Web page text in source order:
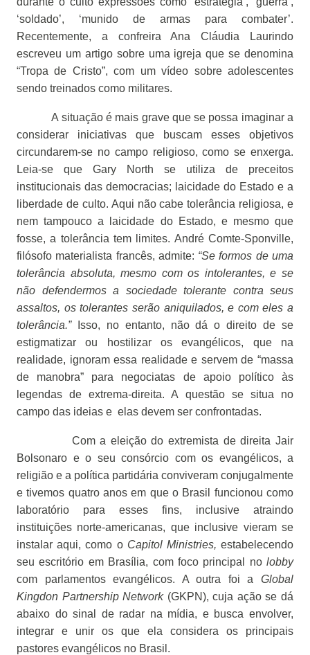
‘soldado’, ‘munido de armas para combater’.
Recentemente, a confreira Ana Cláudia Laurindo
escreveu um artigo sobre uma igreja que se denomina
“Tropa de Cristo”, com um vídeo sobre adolescentes
sendo treinados como militares.
A situação é mais grave que se possa imaginar a
considerar iniciativas que buscam esses objetivos
circundarem-se no campo religioso, como se enxerga.
Leia-se que Gary North se utiliza de preceitos
institucionais das democracias; laicidade do Estado e a
liberdade de culto. Aqui não cabe tolerância religiosa, e
nem tampouco a laicidade do Estado, e mesmo que
fosse, a tolerância tem limites. André Comte-Sponville,
filósofo materialista francês, admite: “Se formos de uma
tolerância absoluta, mesmo com os intolerantes, e se
não defendermos a sociedade tolerante contra seus
assaltos, os tolerantes serão aniquilados, e com eles a
tolerância.”Isso, no entanto, não dá o direito de se
estigmatizar ou hostilizar os evangélicos, que na
realidade, ignoram essa realidade e servem de “massa
de manobra” para negociatas de apoio político às
legendas de extrema-direita. A questão se situa no
campo das ideias e elas devem ser confrontadas.
Com a eleição do extremista de direita Jair
Bolsonaro e o seu consórcio com os evangélicos, a
religião e a política partidária conviveram conjugalmente
e tivemos quatro anos em que o Brasil funcionou como
laboratório para esses fins, inclusive atraindo
instituições norte-americanas, que inclusive vieram se
instalar aqui, como o Capitol Ministries,estabelecendo
seu escritório em Brasília, com foco principal no lobby
com parlamentos evangélicos. A outra foi a Global
Kingdon Partnership Network(GKPN), cuja ação se dá
abaixo do sinal de radar na mídia, e busca envolver,
integrar e unir os que ela considera os principais
pastores evangélicos no Brasil.